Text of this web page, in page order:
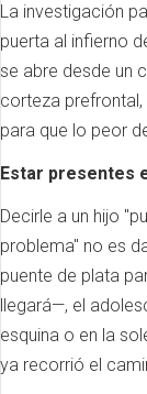
La investigación
puerta al infierno
se abre desde un
corteza prefrontal,
para que lo peor
Estar presentes
Decirle a un hijo
problema" no es
puente de plata
llegará—, el
esquina o en la
ya recorrió el